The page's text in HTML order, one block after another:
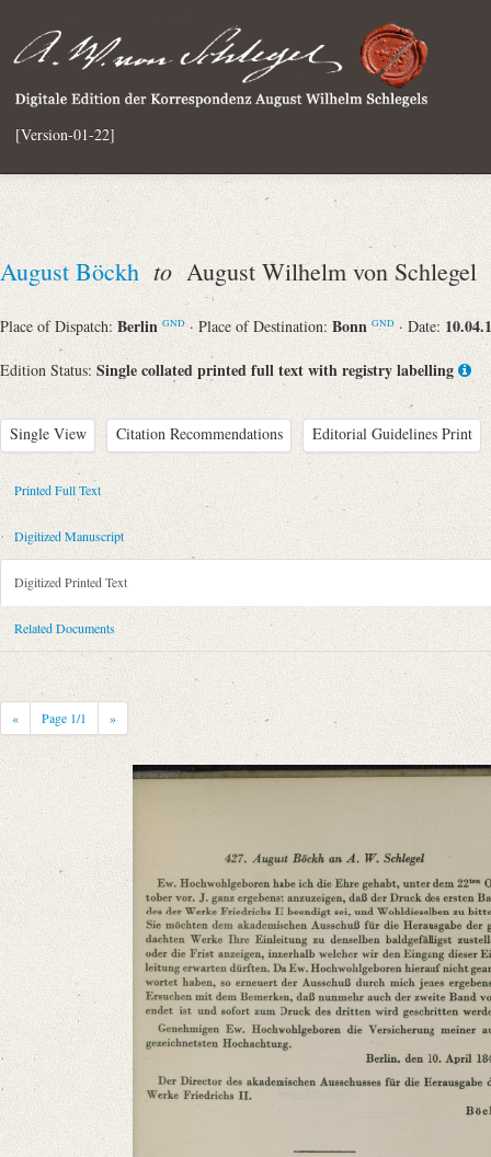
[Version-01-22]
August Böckh to August Wilhelm von Schlegel
Place of Dispatch: Berlin GND · Place of Destination: Bonn GND · Date:
Edition Status: Single collated printed full text with registry labelling
Single View Citation Recommendations Editorial Guidelines Print
Metadata Concerning Header
Sender: August Böckh
Recipient: August Wilhelm von Schlegel
Place of Dispatch: Berlin
Place of Destination: Bonn
Date: 10.04.1845
Notations: Nur Unterschrift eigenhändig.
Printed Text
Provider: Dresden, Sächsische Landesbibliothek - Staats- und
Bibliography: Briefe von und an August Wilhelm Schlegel.
Incipit: „[1] Ew. Hochwohlgeboren habe ich die Ehre gehabt, unter
Manuscript
Provider: Dresden, Sächsische Landesbibliothek - Staats- und
OAI Id: id-512528756
Classification Number: Mscr.Dresd.e.90,LXXV,Nr.4a(5)
Number of Pages: 1 S., nur U. eigenh.
Language
German
Printed Full Text
Digitized Manuscript
Digitized Printed Text
Related Documents
« Page 1/1 »